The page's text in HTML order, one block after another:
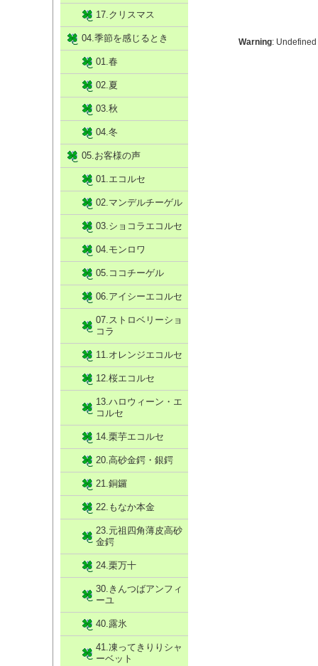
Warning:
17.クリスマス
04.季節を感じるとき
01.春
02.夏
03.秋
04.冬
05.お客様の声
01.エコルセ
02.マンデルチーゲル
03.ショコラエコルセ
04.モンロワ
05.ココチーゲル
06.アイシーエコルセ
07.ストロベリーショ
コラ
11.オレンジエコルセ
12.桜エコルセ
13.ハロウィーン・エ
コルセ
14.栗芋エコルセ
20.高砂金鍔・銀鍔
21.銅鑼
22.もなか本金
23.元祖四角薄皮高砂
金鍔
24.栗万十
30.きんつばアンフィ
ーユ
40.露氷
41.凍ってきりりシャ
ーベット